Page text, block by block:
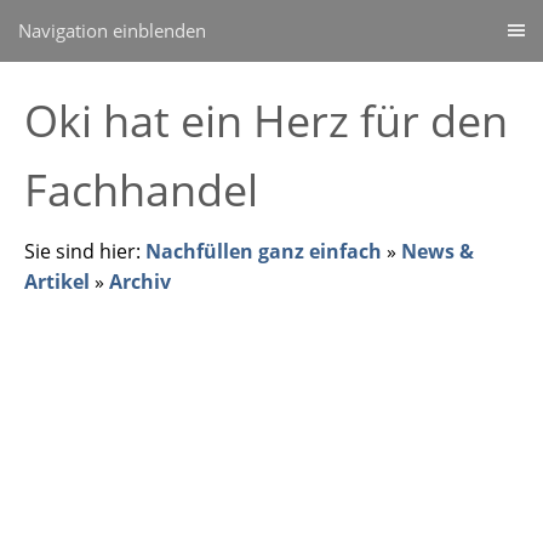
Navigation einblenden
Oki hat ein Herz für den
Fachhandel
Sie sind hier: Nachfüllen ganz einfach » News &
Artikel » Archiv